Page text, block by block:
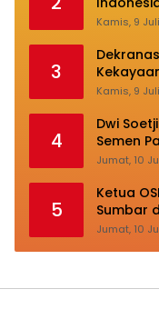
Daerah
Kamis, 9
3
Makassar
Kamis, 9
4
Dwi
Semen
Lakukan
Jumat, 10
5
Ketua
Sumbar
SMP
Jumat, 10